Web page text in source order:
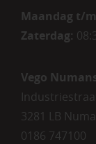
Maandag t/
Zaterdag:
Vego
3281 LB
0186 747100